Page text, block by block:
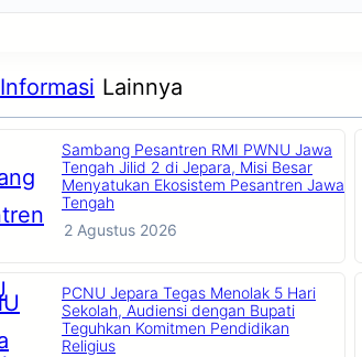
Informasi Lainnya
Sambang Pesantren RMI PWNU Jawa
Tengah Jilid 2 di Jepara, Misi Besar
Menyatukan Ekosistem Pesantren Jawa
Tengah
2 Agustus 2026
PCNU Jepara Tegas Menolak 5 Hari
Sekolah, Audiensi dengan Bupati
Teguhkan Komitmen Pendidikan
Religius